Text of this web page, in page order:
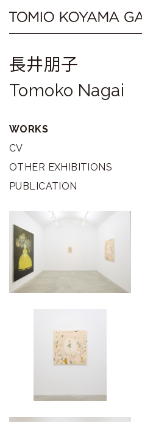
content
Tomio
Gallery
小
山
登
美
ギ
ャ
ラ
長井朋子
Tomoko Nagai
WORKS
CV
OTHER EXHIBITIONS
PUBLICATION